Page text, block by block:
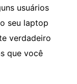
usuários
seu laptop
verdadeiro
que você